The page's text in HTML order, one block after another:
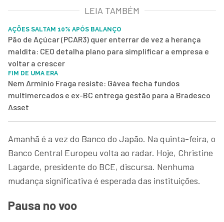
LEIA TAMBÉM
AÇÕES SALTAM 10% APÓS BALANÇO
Pão de Açúcar (PCAR3) quer enterrar de vez a herança
maldita: CEO detalha plano para simplificar a empresa e
voltar a crescer
FIM DE UMA ERA
Nem Armínio Fraga resiste: Gávea fecha fundos
multimercados e ex-BC entrega gestão para a Bradesco
Asset
Amanhã é a vez do Banco do Japão. Na quinta-feira, o
Banco Central Europeu volta ao radar. Hoje, Christine
Lagarde, presidente do BCE, discursa. Nenhuma
mudança significativa é esperada das instituições.
Pausa no voo